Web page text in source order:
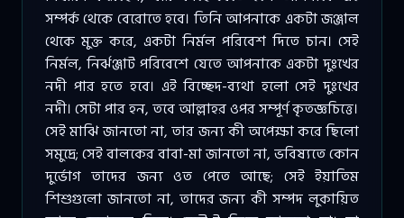
সম্পর্ক থেকে বেরোতে হবে। তিনি আপনাকে একটা জঞ্জাল
থেকে মুক্ত করে, একটা নির্মল পরিবেশ দিতে চান। সেই
নির্মল, নির্ঝঞ্জাট পরিবেশে যেতে আপনাকে একটা দুঃখের
নদী পার হতে হবে। এই বিচ্ছেদ-ব্যথা হলো সেই দুঃখের
নদী। সেটা পার হন, তবে আল্লাহর ওপর সম্পূর্ণ কৃতজ্ঞচিত্তে।
সেই মাঝি জানতো না, তার জন্য কী অপেক্ষা করে ছিলো
সমুদ্রে; সেই বালকের বাবা-মা জানতো না, ভবিষ্যতে কোন
দুর্ভোগ তাদের জন্য ওত পেতে আছে; সেই ইয়াতিম
শিশুগুলো জানতো না, তাদের জন্য কী সম্পদ লুকায়িত